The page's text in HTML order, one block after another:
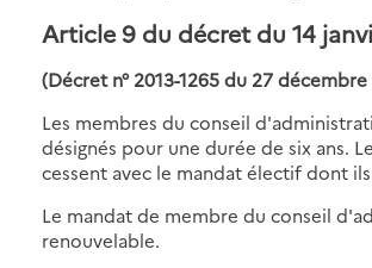
Article 9 du décret du 14
(Décret n° 2013-1265 du 27 décembre
Les membres du conseil
désignés pour une durée de six ans.
cessent avec le mandat électif dont
Le mandat de membre du conseil
renouvelable.